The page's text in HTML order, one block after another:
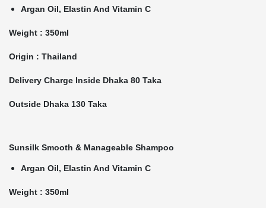
Argan Oil, Elastin And Vitamin C
Weight : 350ml
Origin : Thailand
Delivery Charge Inside Dhaka 80 Taka
Outside Dhaka 130 Taka
Sunsilk Smooth & Manageable Shampoo
Argan Oil, Elastin And Vitamin C
Weight : 350ml